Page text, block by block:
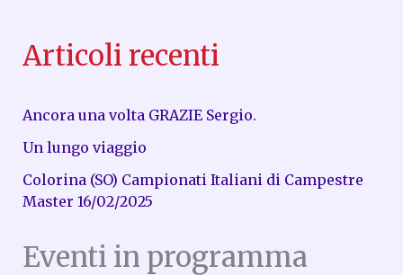
Articoli recenti
Ancora una volta GRAZIE Sergio.
Un lungo viaggio
Colorina (SO) Campionati Italiani di Campestre
Master 16/02/2025
Eventi in programma